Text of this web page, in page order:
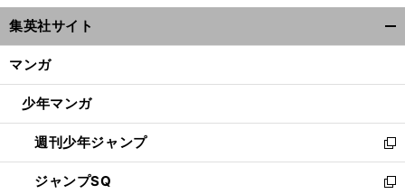
ウ
ィ
ン
ウ
開
く
集英社サイト
マンガ
少年マンガ
週刊少年ジャンプ
新
し
い
ジャンプSQ
新